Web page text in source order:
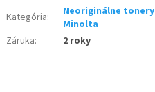
Kategória:
Neoriginálne tonery
Minolta
Záruka: 2 roky